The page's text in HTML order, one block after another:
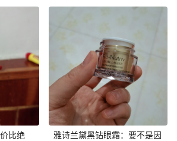
比绝
雅诗兰黛黑钻眼霜：要不是因